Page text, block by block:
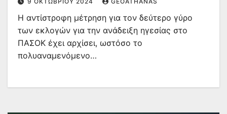
Η αντίστροφη μέτρηση για τον δεύτερο γύρο
των εκλογών για την ανάδειξη ηγεσίας στο
ΠΑΣΟΚ έχει αρχίσει, ωστόσο το
πολυαναμενόμενο…